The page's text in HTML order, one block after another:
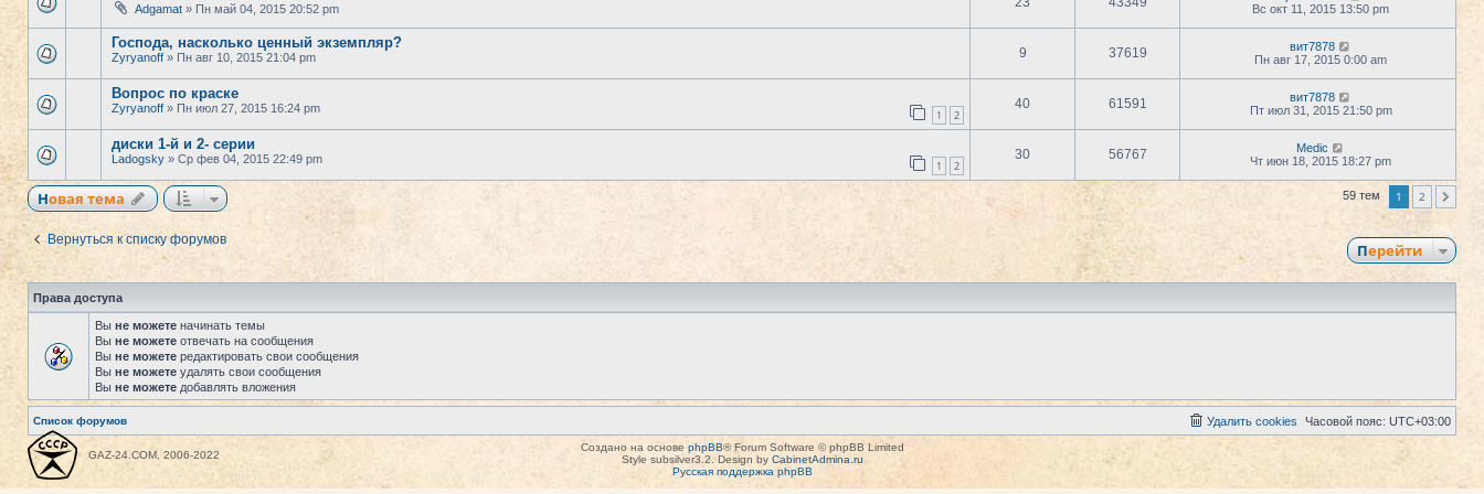
Adgamat » Пн май 04, 2015 20:52 pm
Вс окт 11, 2015 13:50 pm
Господа, насколько ценный экземпляр?
Zyryanoff » Пн авг 10, 2015 21:04 pm 9 37619
вит7878
Пн авг 17, 2015 0:00 am
Вопрос по краске
Zyryanoff » Пн июл 27, 2015 16:24 pm 1 2
40 61591
вит7878
Пт июл 31, 2015 21:50 pm
диски 1-й и 2- серии
Ladogsky » Ср фев 04, 2015 22:49 pm 1 2
30 56767
Medic
Чт июн 18, 2015 18:27 pm
Новая тема 59 тем 1 2
Вернуться к списку форумов
Перейти
Права доступа
Вы не можете начинать темы
Вы не можете отвечать на сообщения
Вы не можете редактировать свои сообщения
Вы не можете удалять свои сообщения
Вы не можете добавлять вложения
Список форумов Часовой пояс: UTC+03:00
Удалить cookies
GAZ-24.COM, 2006-2022
Создано на основе phpBB® Forum Software © phpBB Limited
Style subsilver3.2. Design by CabinetAdmina.ru
Русская поддержка phpBB